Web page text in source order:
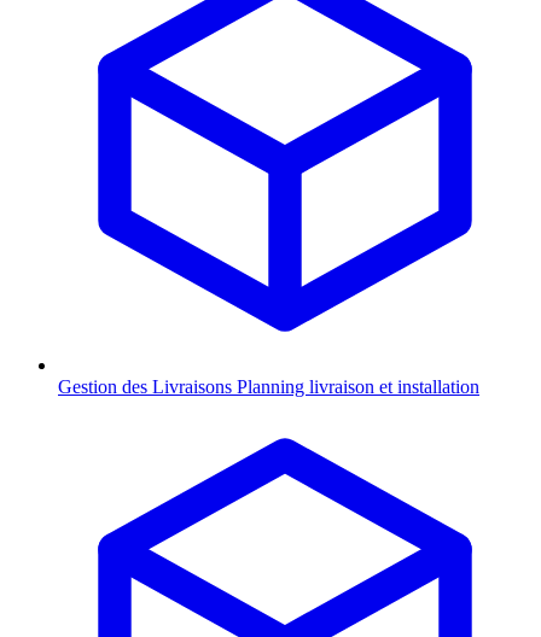
Gestion des Livraisons Planning livraison et installation